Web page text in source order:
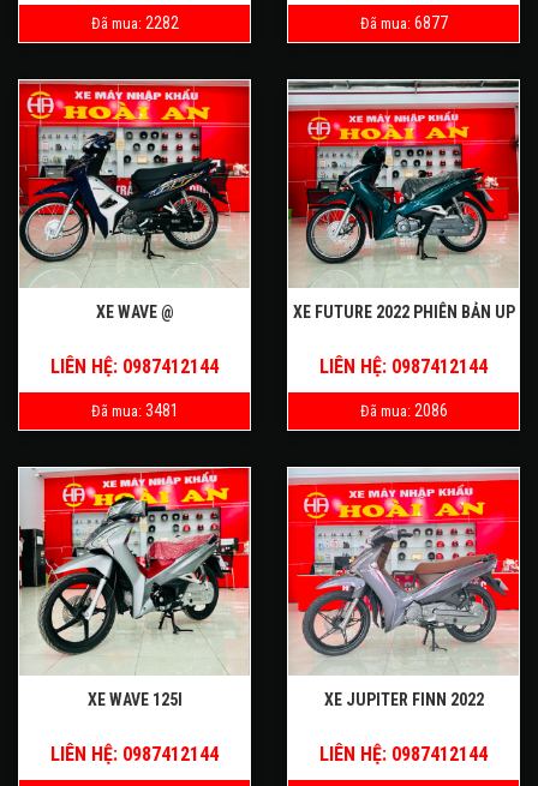
Đã mua: 2282 Đã mua: 6877
XE WAVE @
LIÊN HỆ: 0987412144
Đã mua: 3481
XE FUTURE 2022 PHIÊN BẢN UP
LIÊN HỆ: 0987412144
Đã mua: 2086
XE WAVE 125I
LIÊN HỆ: 0987412144
XE JUPITER FINN 2022
LIÊN HỆ: 0987412144